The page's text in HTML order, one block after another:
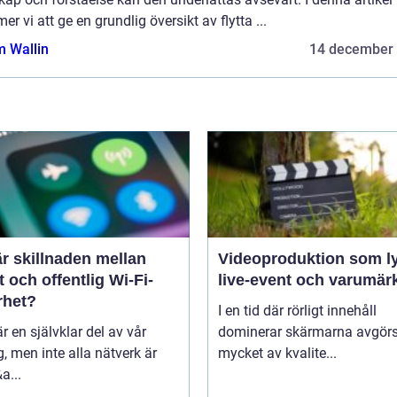
vi att ge en grundlig översikt av flytta ...
Wallin
14 december
skillnaden mellan
och offentlig Wi-Fi-
en självklar del av vår
men inte alla nätverk är
Videoproduktion som
live-event och
I en tid där rörligt innehåll
dominerar skärmarna
mycket av kvalite...